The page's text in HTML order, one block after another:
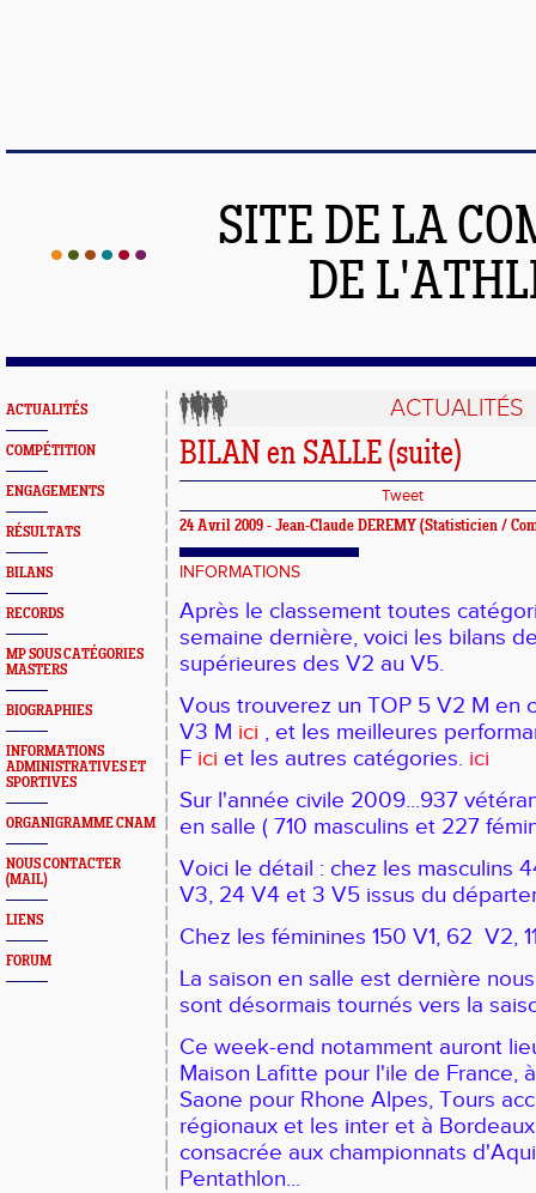
SITE DE LA
DE
ACTUALITÉS
COMPÉTITION
ENGAGEMENTS
RÉSULTATS
BILANS
RECORDS
MP SOUS CATÉGORIES
MASTERS
BIOGRAPHIES
INFORMATIONS
ADMINISTRATIVES ET
SPORTIVES
ORGANIGRAMME CNAM
NOUS CONTACTER
(MAIL)
LIENS
FORUM
ACTUALITÉS
BILAN en SALLE (suite)
Tweet
24 Avril 2009 - Jean-Claude DEREMY (Statisticien /
INFORMATIONS
Après le classement toutes
semaine dernière, voici les bilans
supérieures des V2 au V5.
Vous trouverez un TOP 5 V2 M en
V3 M ici , et les meilleures
F ici et les autres catégories. ici
Sur l'année civile 2009...937
en salle ( 710 masculins et 227
Voici le détail : chez les masculins
V3, 24 V4 et 3 V5 issus du
Chez les féminines 150 V1, 62 V2,
La saison en salle est dernière
sont désormais tournés vers la
Ce week-end notamment auront
Maison Lafitte pour l'ile de France,
Saone pour Rhone Alpes, Tours
régionaux et les inter et à
consacrée aux championnats
Pentathlon...